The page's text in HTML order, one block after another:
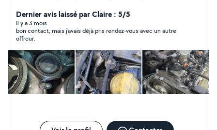
Dernier avis laissé par Claire : 5/5
Il y a 3 mois
bon contact, mais j'avais déjà pris rendez-vous avec un autre
offreur.